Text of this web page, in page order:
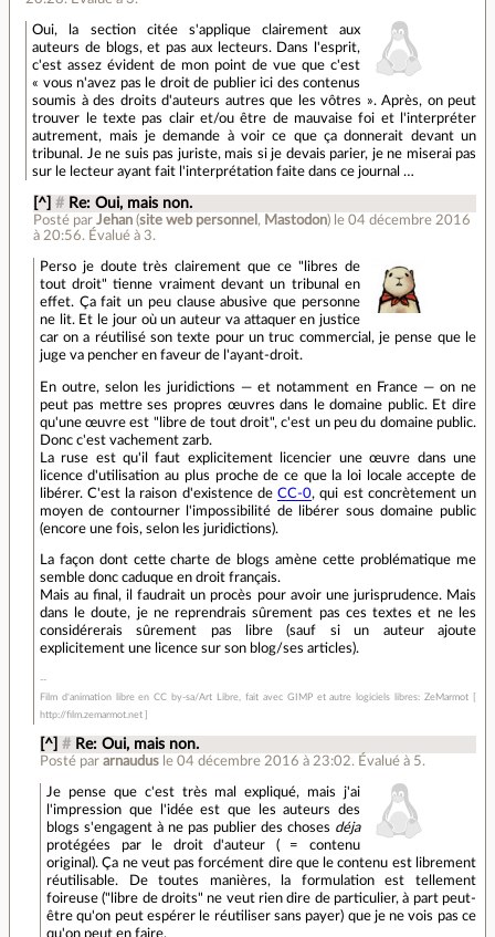
Oui, la section citée s'applique clairement aux
auteurs de blogs, et pas aux lecteurs. Dans l'esprit,
c'est assez évident de mon point de vue que c'est
« vous n'avez pas le droit de publier ici des contenus
soumis à des droits d'auteurs autres que les vôtres ». Après, on peut
trouver le texte pas clair et/ou être de mauvaise foi et l'interpréter
autrement, mais je demande à voir ce que ça donnerait devant un
tribunal. Je ne suis pas juriste, mais si je devais parier, je ne miserai pas
sur le lecteur ayant fait l'interprétation faite dans ce journal …
[^] # Re: Oui, mais non.
Posté par Jehan(site web personnel , Mastodon) le 04 décembre 2016
à 20:56. Évalué à 3.
Perso je doute très clairement que ce "libres de
tout droit" tienne vraiment devant un tribunal en
effet. Ça fait un peu clause abusive que personne
ne lit. Et le jour où un auteur va attaquer en justice
car on a réutilisé son texte pour un truc commercial, je pense que le
juge va pencher en faveur de l'ayant-droit.
En outre, selon les juridictions — et notamment en France — on ne
peut pas mettre ses propres œuvres dans le domaine public. Et dire
qu'une œuvre est "libre de tout droit", c'est un peu du domaine public.
Donc c'est vachement zarb.
La ruse est qu'il faut explicitement licencier une œuvre dans une
licence d'utilisation au plus proche de ce que la loi locale accepte de
libérer. C'est la raison d'existence deCC-0, qui est concrètement un
moyen de contourner l'impossibilité de libérer sous domaine public
(encore une fois, selon les juridictions).
La façon dont cette charte de blogs amène cette problématique me
semble donc caduque en droit français.
Mais au final, il faudrait un procès pour avoir une jurisprudence. Mais
dans le doute, je ne reprendrais sûrement pas ces textes et ne les
considérerais sûrement pas libre (sauf si un auteur ajoute
explicitement une licence sur son blog/ses articles).
Film d'animation libre en CC by-sa/Art Libre, fait avec GIMP et autre logiciels libres: ZeMarmot [
http://film.zemarmot.net ]
[^] # Re: Oui, mais non.
Posté pararnaudus le 04 décembre 2016 à 23:02. Évalué à 5.
Je pense que c'est très mal expliqué, mais j'ai
l'impression que l'idée est que les auteurs des
blogs s'engagent à ne pas publier des choses déja
protégées par le droit d'auteur ( = contenu
original). Ça ne veut pas forcément dire que le contenu est librement
réutilisable. De toutes manières, la formulation est tellement
foireuse ("libre de droits" ne veut rien dire de particulier, à part peut-
être qu'on peut espérer le réutiliser sans payer) que je ne vois pas ce
qu'on peut en faire.